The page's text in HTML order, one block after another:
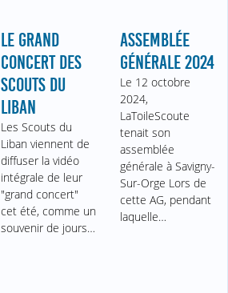
LE GRAND
CONCERT DES
SCOUTS DU
LIBAN
Les Scouts du
Liban viennent de
diffuser la vidéo
intégrale de leur
"grand concert"
cet été, comme un
souvenir de jours…
ASSEMBLÉE
GÉNÉRALE 2024
Le 12 octobre
2024,
LaToileScoute
tenait son
assemblée
générale à Savigny-
Sur-Orge Lors de
cette AG, pendant
laquelle…